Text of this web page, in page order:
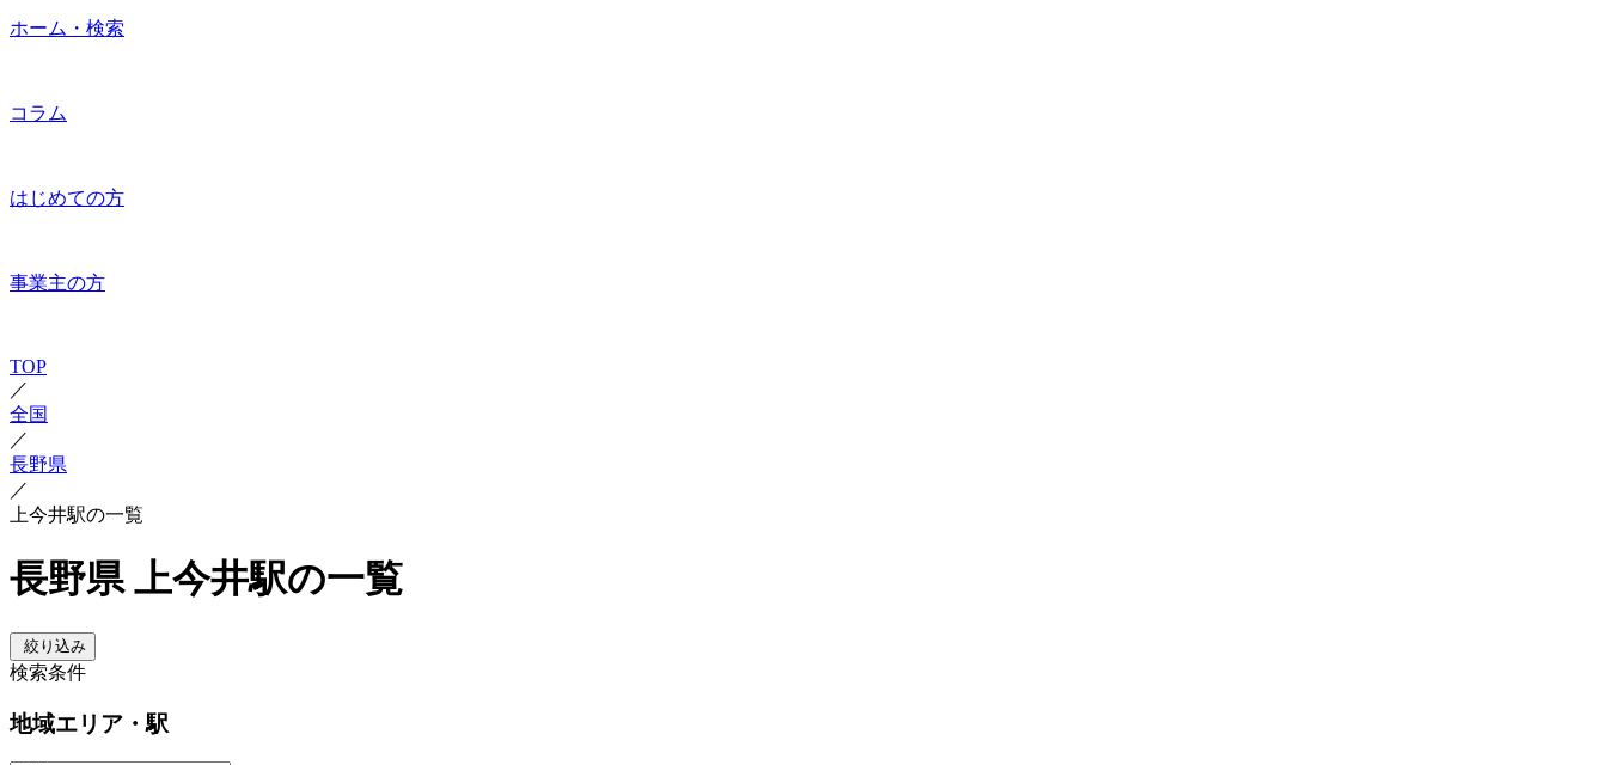
ホーム・検索
コラム
はじめての方
事業主の方
TOP
／
全国
／
長野県
／
上今井駅の一覧
長野県 上今井駅の一覧
絞り込み
検索条件
地域エリア・駅